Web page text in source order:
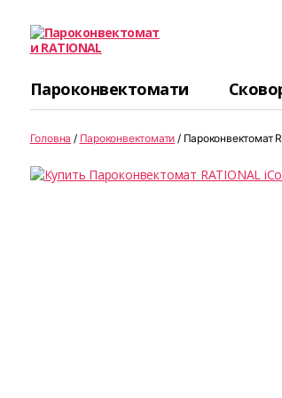
Пароконвектомати
Головна / Пароконвектомати / Пароконвектомат